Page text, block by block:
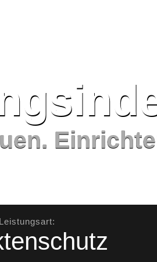
Leistungsart: